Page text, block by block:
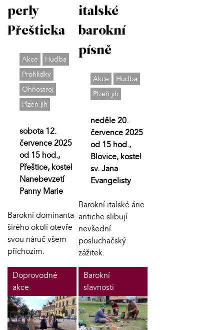
perly
Přešticka
Akce
Hudba
Prohlídky
Ohňostroj
Plzeň jih
sobota 12.
července 2025
od 15 hod.,
Přeštice, kostel
Nanebevzetí
Panny Marie
Barokní dominanta
širého okolí otevře
svou náruč všem
příchozím.
italské
barokní
písně
Akce
Hudba
Plzeň jih
neděle 20.
července 2025
od 15 hod.,
Blovice, kostel
sv. Jana
Evangelisty
Barokní italské árie
antiche slibují
nevšední
posluchačský
zážitek.
Doprovodné
akce
Barokní
slavnosti